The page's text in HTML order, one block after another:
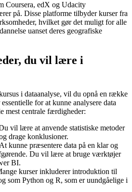
Coursera, edX og Udacity
på. Disse platforme tilbyder kurser fra
hvilket gør det muligt for alle
uanset deres geografiske
du vil lære i
i dataanalyse, vil du opnå en række
for at kunne analysere data
mest centrale færdigheder:
vil lære at anvende statistiske metoder
drage konklusioner.
kunne præsentere data på en klar og
Du vil lære at bruge værktøjer
BI.
kurser inkluderer introduktion til
som Python og R, som er uundgåelige i